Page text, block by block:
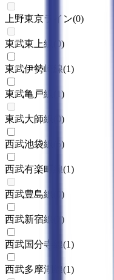
上野東京ライン(0)
東武東上線 0)
東武伊勢崎線(1)
東武亀戸線 1)
東武大師線 0)
西武池袋線 5)
西武有楽町線(1)
西武豊島線 )
西武新宿線 )
西武国分寺線(1)
西武多摩湖線(1)